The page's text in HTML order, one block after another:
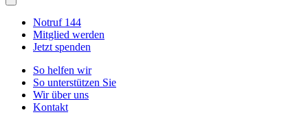
Notruf 144
Mitglied werden
Jetzt spenden
So helfen wir
So unterstützen Sie
Wir über uns
Kontakt